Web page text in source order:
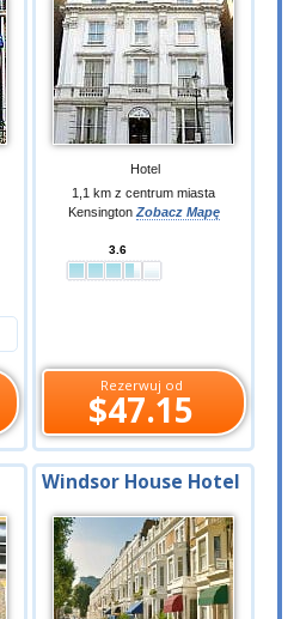
Hotel
1,1 km z centrum miasta
Kensington Zobacz Mapę
3.6
Rezerwuj od
$47.15
Windsor House Hotel